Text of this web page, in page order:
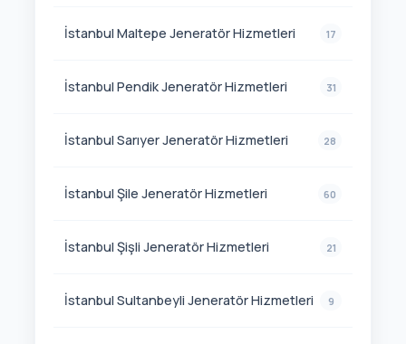
İstanbul Maltepe Jeneratör Hizmetleri 17
İstanbul Pendik Jeneratör Hizmetleri 31
İstanbul Sarıyer Jeneratör Hizmetleri 28
İstanbul Şile Jeneratör Hizmetleri 60
İstanbul Şişli Jeneratör Hizmetleri 21
İstanbul Sultanbeyli Jeneratör Hizmetleri 9